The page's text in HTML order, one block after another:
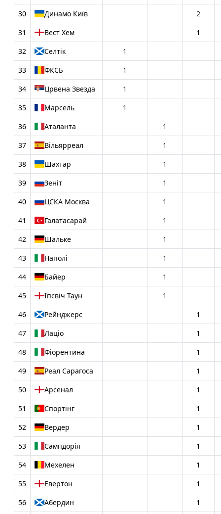
30
Динамо Київ
2
31
Вест Хем
1
32
Селтік
1
33
ФКСБ
1
34
Црвена Звезда
1
35
Марсель
1
36
Аталанта
1
37
Вільярреал
1
38
Шахтар
1
39
Зеніт
1
40
ЦСКА Москва
1
41
Галатасарай
1
42
Шальке
1
43
Наполі
1
44
Байер
1
45
Іпсвіч Таун
1
46
Рейнджерс
1
47
Лаціо
1
48
Фіорентина
1
49
Реал Сарагоса
1
50
Арсенал
1
51
Спортінг
1
52
Вердер
1
53
Сампдорія
1
54
Мехелен
1
55
Евертон
1
56
Абердин 1